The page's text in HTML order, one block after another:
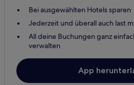
Bei ausgewählten Hotels sparen
Jederzeit und überall auch last
All deine Buchungen ganz
verwalten
App